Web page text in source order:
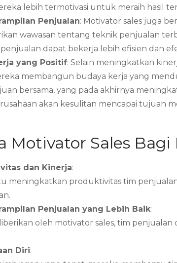
lebih termotivasi untuk meraih hasil
Penjualan: Motivator sales juga
wawasan tentang teknik penjualan
dapat bekerja lebih efisien dan
yang Positif: Selain meningkatkan
membangun budaya kerja yang
bersama, yang pada akhirnya
akan kesulitan mencapai
Motivator Sales Bagi
dan Kinerja:
meningkatkan produktivitas tim
Penjualan yang Lebih Baik:
oleh motivator sales, tim
Diri: